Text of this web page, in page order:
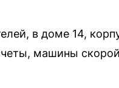
в доме 14,
машины